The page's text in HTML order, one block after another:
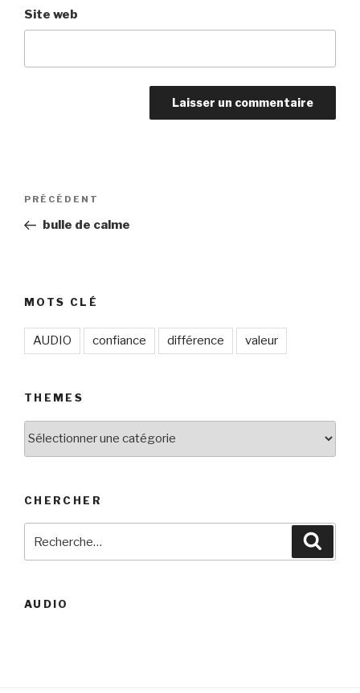
Site web
Navigation
l’article
Article
précédent
PRÉCÉDENT
bulle de calme
MOTS CLÉ
AUDIO confiance différence valeur
THEMES
CHERCHER
AUDIO